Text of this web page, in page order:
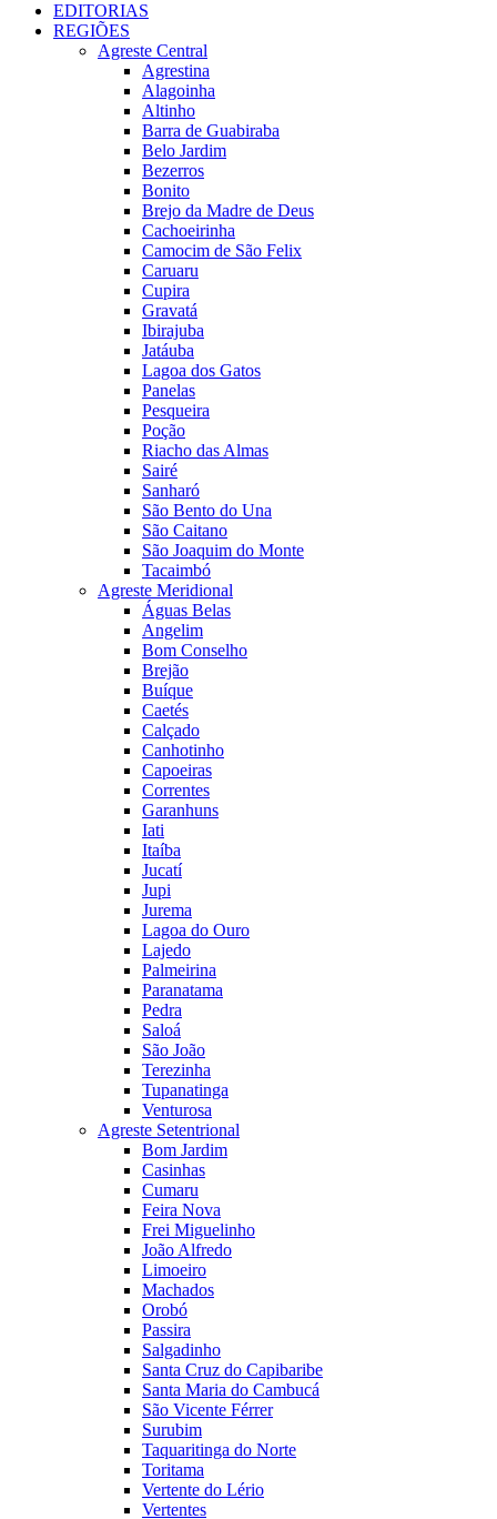
EDITORIAS
REGIÕES
Agreste Central
Agrestina
Alagoinha
Altinho
Barra de Guabiraba
Belo Jardim
Bezerros
Bonito
Brejo da Madre de Deus
Cachoeirinha
Camocim de São Felix
Caruaru
Cupira
Gravatá
Ibirajuba
Jatáuba
Lagoa dos Gatos
Panelas
Pesqueira
Poção
Riacho das Almas
Sairé
Sanharó
São Bento do Una
São Caitano
São Joaquim do Monte
Tacaimbó
Agreste Meridional
Águas Belas
Angelim
Bom Conselho
Brejão
Buíque
Caetés
Calçado
Canhotinho
Capoeiras
Correntes
Garanhuns
Iati
Itaíba
Jucatí
Jupi
Jurema
Lagoa do Ouro
Lajedo
Palmeirina
Paranatama
Pedra
Saloá
São João
Terezinha
Tupanatinga
Venturosa
Agreste Setentrional
Bom Jardim
Casinhas
Cumaru
Feira Nova
Frei Miguelinho
João Alfredo
Limoeiro
Machados
Orobó
Passira
Salgadinho
Santa Cruz do Capibaribe
Santa Maria do Cambucá
São Vicente Férrer
Surubim
Taquaritinga do Norte
Toritama
Vertente do Lério
Vertentes